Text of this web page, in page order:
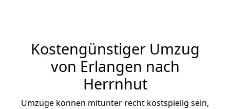
Kostengünstiger Umzug
von Erlangen nach
Herrnhut
Umzüge können mitunter recht kostspielig sein,